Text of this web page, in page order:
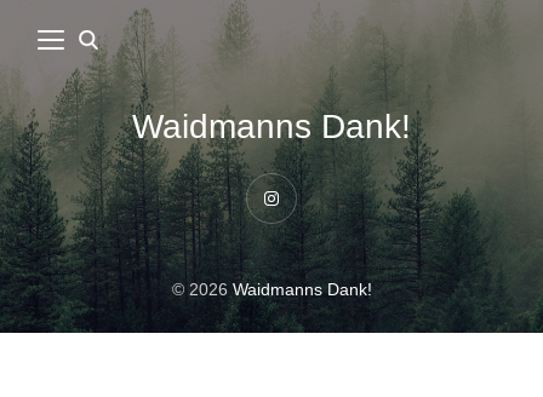
Waidmanns Dank!
Instagram
© 2026Waidmanns Dank!